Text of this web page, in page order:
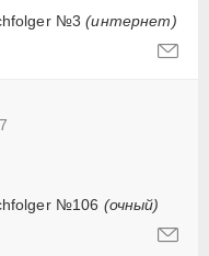
№3(интернет)
№106 (очный)